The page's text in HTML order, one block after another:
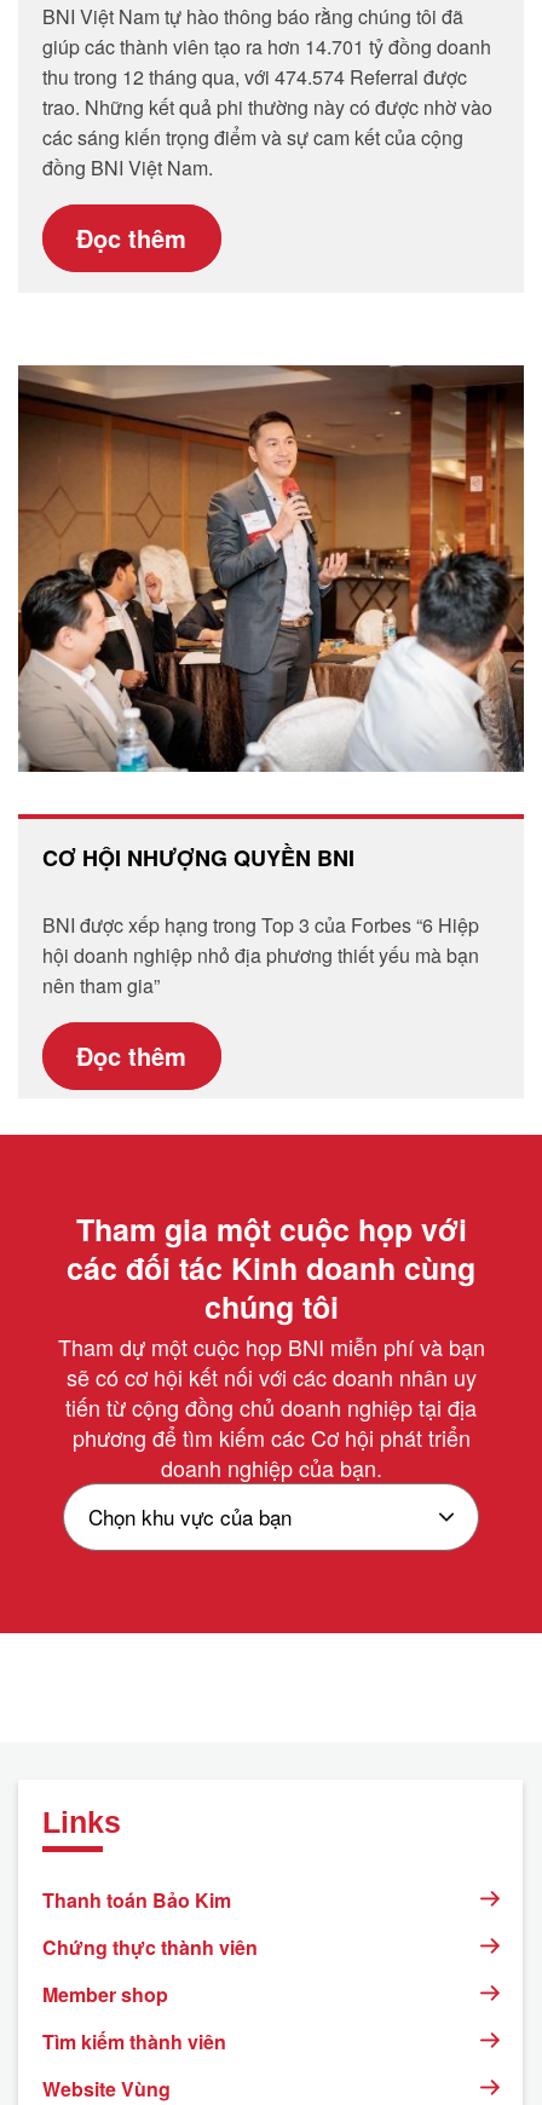
BNI Việt Nam tự hào thông báo rằng chúng tôi đã
giúp các thành viên tạo ra hơn 14.701 tỷ đồng doanh
thu trong 12 tháng qua, với 474.574 Referral được
trao. Những kết quả phi thường này có được nhờ vào
các sáng kiến trọng điểm và sự cam kết của cộng
đồng BNI Việt Nam.
Đọc thêm
CƠ HỘI NHƯỢNG QUYỀN BNI
BNI được xếp hạng trong Top 3 của Forbes “6 Hiệp
hội doanh nghiệp nhỏ địa phương thiết yếu mà bạn
nên tham gia”
Đọc thêm
Tham gia một cuộc họp với
các đối tác Kinh doanh cùng
chúng tôi
Tham dự một cuộc họp BNI miễn phí và bạn
sẽ có cơ hội kết nối với các doanh nhân uy
tiến từ cộng đồng chủ doanh nghiệp tại địa
phương để tìm kiếm các Cơ hội phát triển
doanh nghiệp của bạn.
Links
Thanh toán Bảo Kim
Chứng thực thành viên
Member shop
Tìm kiếm thành viên
Website Vùng